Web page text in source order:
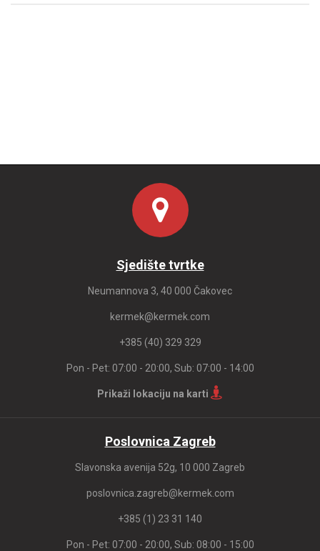
Sjedište tvrtke
Neumannova 3, 40 000 Čakovec
kermek@kermek.com
+385 (40) 329 329
Pon - Pet: 07:00 - 20:00, Sub: 07:00 - 14:00
Prikaži lokaciju na karti
Poslovnica Zagreb
Slavonska avenija 52g, 10 000 Zagreb
poslovnica.zagreb@kermek.com
+385 (1) 23 31 140
Pon - Pet: 07:00 - 20:00, Sub: 08:00 - 15:00